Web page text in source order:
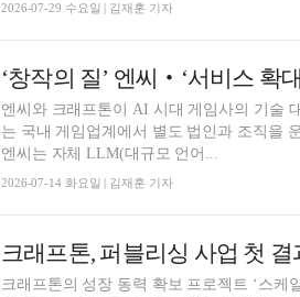
2026-07-29 수요일 | 김재훈 기자
‘창작의 질’ 엔씨‧‘서비스 확
엔씨와 크래프톤이 AI 시대 게임사의 기술
는 국내 게임업계에서 별도 법인과 조직을
엔씨는 자체 LLM(대규모 언어...
2026-07-14 화요일 | 김재훈 기자
크래프톤, 퍼블리싱 사업 첫
크래프톤의 성장 동력 확보 프로젝트 ‘스케